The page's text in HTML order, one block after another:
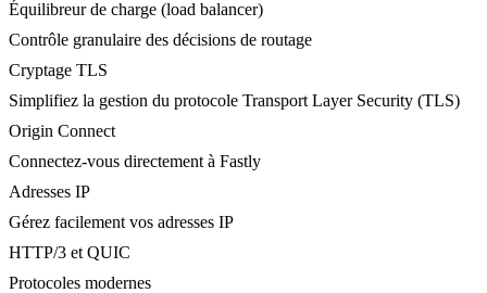
Équilibreur de charge (load balancer)
Contrôle granulaire des décisions de routage
Cryptage TLS
Simplifiez la gestion du protocole Transport Layer Security (TLS)
Origin Connect
Connectez-vous directement à Fastly
Adresses IP
Gérez facilement vos adresses IP
HTTP/3 et QUIC
Protocoles modernes